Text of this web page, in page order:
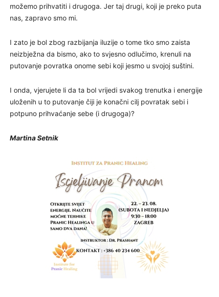
možemo prihvatiti i drugoga. Jer taj drugi, koji je preko puta
nas, zapravo smo mi.
I zato je bol zbog razbijanja iluzije o tome tko smo zaista
neizbježna da bismo, ako to svjesno odlučimo, krenuli na
putovanje povratka onome sebi koji jesmo u svojoj suštini.
I onda, vjerujete li da ta bol vrijedi svakog trenutka i energije
uloženih u to putovanje čiji je konačni cilj povratak sebi i
potpuno prihvaćanje sebe (i drugoga)?
Martina Setnik